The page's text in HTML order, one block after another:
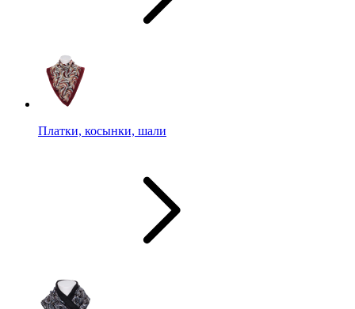
Платки, косынки, шали